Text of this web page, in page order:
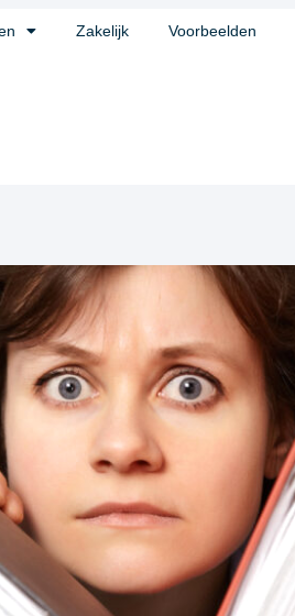
Zakelijk Voorbeelden